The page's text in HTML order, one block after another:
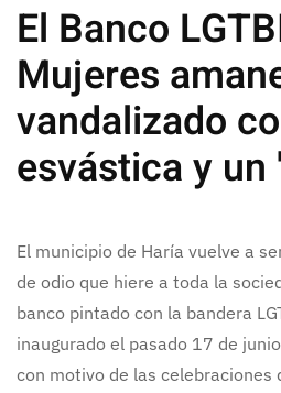
El Banco
Mujeres
vandalizado
esvástica y un
El municipio de Haría vuelve a
de odio que hiere a toda la
banco pintado con la bandera
inaugurado el pasado 17 de
con motivo de las celebraciones